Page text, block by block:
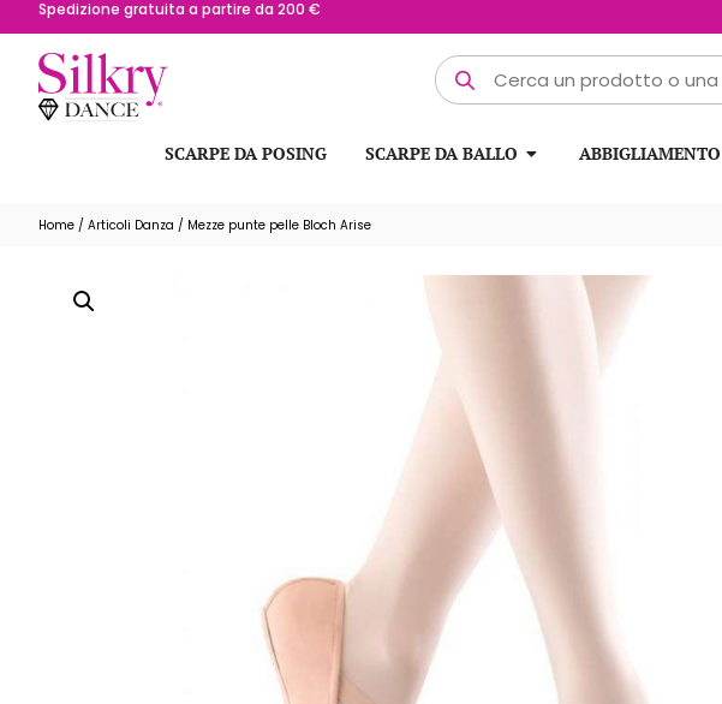
Spedizione gratuita a partire da 200 €
SCARPE DA POSING SCARPE DA BALLO ABBIGLIAMENTO
Home / Articoli Danza / Mezze punte pelle Bloch Arise